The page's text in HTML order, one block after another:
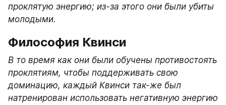
проклятую энергию; из-за этого они были убиты
молодыми.
Философия Квинси
В то время как они были обучены противостоять
проклятиям, чтобы поддерживать свою
доминацию, каждый Квинси так-же был
натренирован использовать негативную энергию